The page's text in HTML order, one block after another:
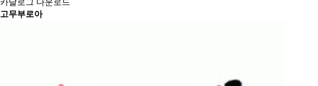
카달로그 다운로드
고무부로아